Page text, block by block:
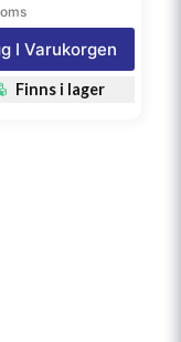
I Varukorgen
Finns i lager